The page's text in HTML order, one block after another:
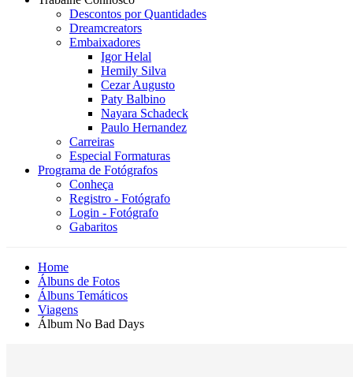
Descontos por Quantidades
Dreamcreators
Embaixadores
Igor Helal
Hemily Silva
Cezar Augusto
Paty Balbino
Nayara Schadeck
Paulo Hernandez
Carreiras
Especial Formaturas
Programa de Fotógrafos
Conheça
Registro - Fotógrafo
Login - Fotógrafo
Gabaritos
Home
Álbuns de Fotos
Álbuns Temáticos
Viagens
Álbum No Bad Days